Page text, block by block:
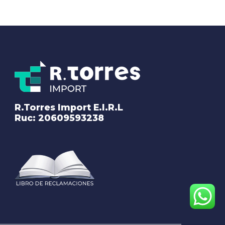
R.Torres Import E.I.R.L
Ruc: 20609593238